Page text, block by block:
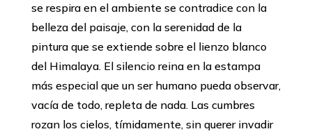
se respira en el ambiente se contradice con la
belleza del paisaje, con la serenidad de la
pintura que se extiende sobre el lienzo blanco
del Himalaya. El silencio reina en la estampa
más especial que un ser humano pueda observar,
vacía de todo, repleta de nada. Las cumbres
rozan los cielos, tímidamente, sin querer invadir